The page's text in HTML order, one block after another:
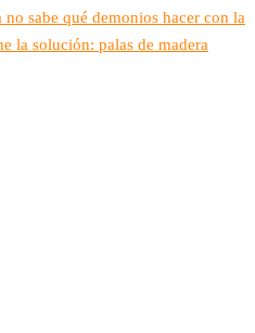
sabe qué demonios hacer con la
la solución: palas de madera